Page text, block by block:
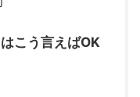
こう言えばOK